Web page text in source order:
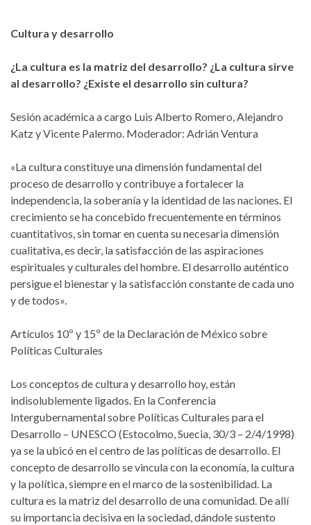
Cultura y desarrollo
¿La cultura es la matriz del desarrollo? ¿La cultura sirve
al desarrollo? ¿Existe el desarrollo sin cultura?
Sesión académica a cargo Luis Alberto Romero, Alejandro
Katz y Vicente Palermo. Moderador: Adrián Ventura
«La cultura constituye una dimensión fundamental del
proceso de desarrollo y contribuye a fortalecer la
independencia, la soberanía y la identidad de las naciones. El
crecimiento se ha concebido frecuentemente en términos
cuantitativos, sin tomar en cuenta su necesaria dimensión
cualitativa, es decir, la satisfacción de las aspiraciones
espirituales y culturales del hombre. El desarrollo auténtico
persigue el bienestar y la satisfacción constante de cada uno
y de todos».
Artículos 10º y 15º de la Declaración de México sobre
Políticas Culturales
Los conceptos de cultura y desarrollo hoy, están
indisolublemente ligados. En la Conferencia
Intergubernamental sobre Políticas Culturales para el
Desarrollo – UNESCO (Estocolmo, Suecia, 30/3 – 2/4/1998)
ya se la ubicó en el centro de las políticas de desarrollo. El
concepto de desarrollo se vincula con la economía, la cultura
y la política, siempre en el marco de la sostenibilidad. La
cultura es la matriz del desarrollo de una comunidad. De allí
su importancia decisiva en la sociedad, dándole sustento